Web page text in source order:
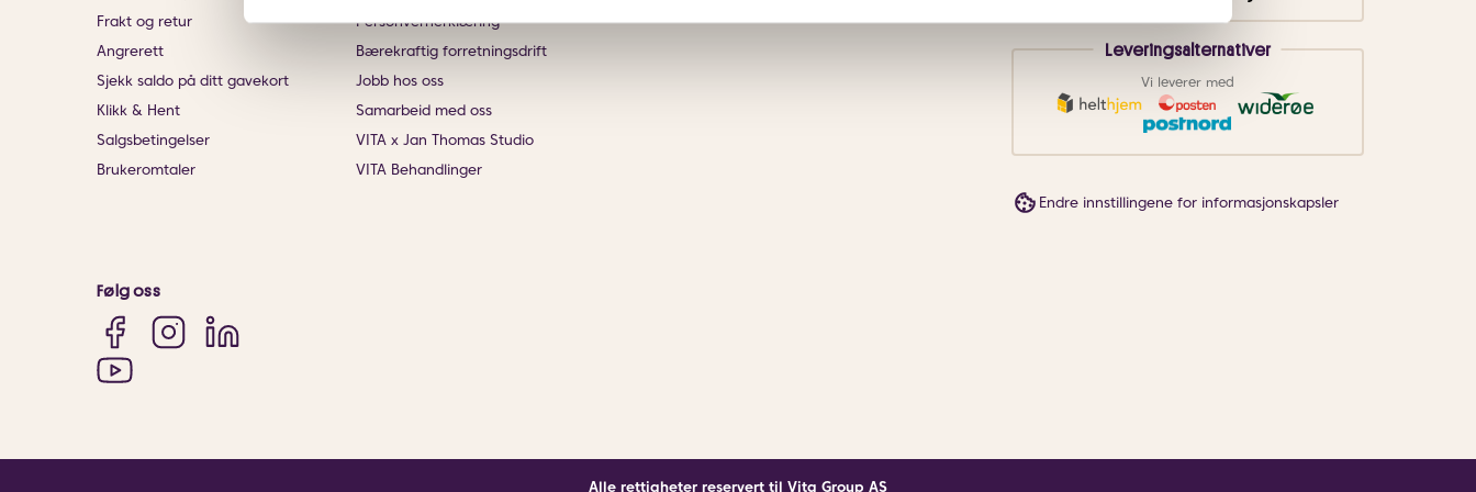
Frakt og retur
Angrerett
Sjekk saldo på ditt gavekort
Klikk & Hent
Salgsbetingelser
Brukeromtaler
Personvernerklæring
Bærekraftig forretningsdrift
Jobb hos oss
Samarbeid med oss
VITA x Jan Thomas Studio
VITA Behandlinger
Leveringsalternativer
Vi leverer med
Endre innstillingene for informasjonskapsler
Følg oss
Alle rettigheter reservert til Vita Group AS